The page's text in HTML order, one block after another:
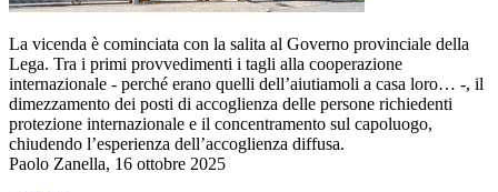
La vicenda è cominciata con la salita al Governo provinciale della
Lega. Tra i primi provvedimenti i tagli alla cooperazione
internazionale - perché erano quelli dell’aiutiamoli a casa loro… -, il
dimezzamento dei posti di accoglienza delle persone richiedenti
protezione internazionale e il concentramento sul capoluogo,
chiudendo l’esperienza dell’accoglienza diffusa.
Paolo Zanella, 16 ottobre 2025